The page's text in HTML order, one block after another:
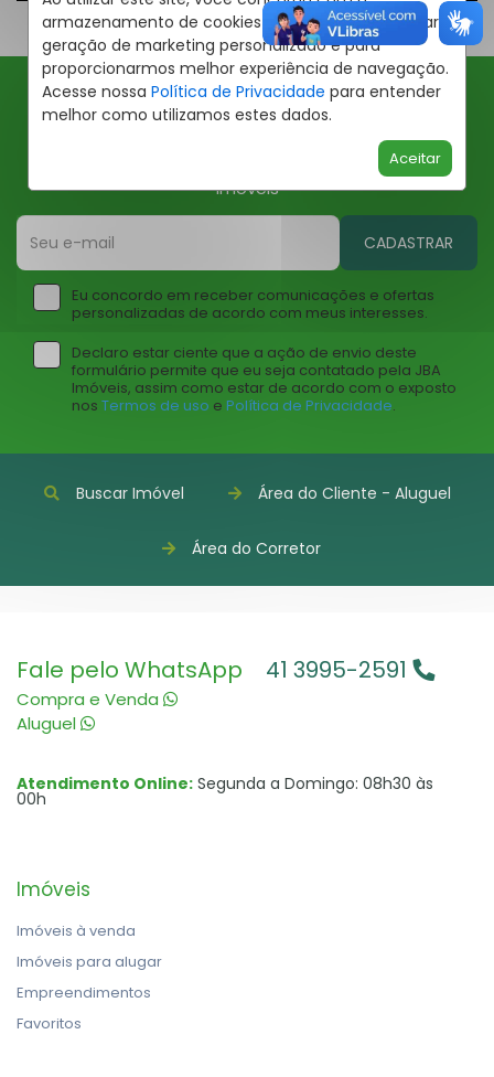
armazenamento de cookies em seu dispositivo para
geração de marketing personalizado e para
proporcionarmos melhor experiência de navegação.
Acesse nossa Política de Privacidade para entender
melhor como utilizamos estes dados.
Aceitar
Ofertas JBA
Insira seu email abaixo para receber ofertas da JBA
Imóveis
CADASTRAR
Eu concordo em receber comunicações e ofertas
personalizadas de acordo com meus interesses.
Declaro estar ciente que a ação de envio deste
formulário permite que eu seja contatado pela JBA
Imóveis, assim como estar de acordo com o exposto
nos Termos de uso e Política de Privacidade.
Buscar Imóvel Área do Cliente - Aluguel
Área do Corretor
Fale pelo WhatsApp
Compra e Venda
Aluguel
41 3995-2591
Atendimento Online: Segunda a Domingo: 08h30 às
00h
Imóveis
Imóveis à venda
Imóveis para alugar
Empreendimentos
Favoritos